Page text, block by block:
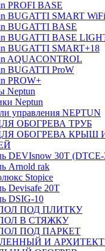
PROFI BASE
BUGATTI SMART WiFi
BUGATTI BASE
BUGATTI BASE
BUGATTI SMART+18
AQUACONTROL
BUGATTI ProW
PROW+
Neptun
Neptun
управления NEPTUN
ОБОГРЕВА ТРУБ
ОБОГРЕВА КРЫШ
DEVIsnow 30Т (DTCE-
Arnold rak
Stopice
Devisafe 20T
DSIG-10
ПОД ПЛИТКУ
В СТЯЖКУ
ПОД ПАРКЕТ
И